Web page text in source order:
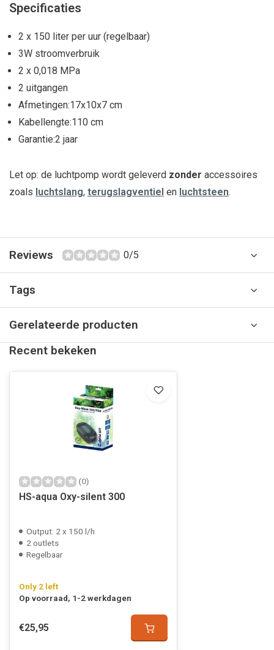
Specificaties
2 x 150 liter per uur (regelbaar)
3W stroomverbruik
2 x 0,018 MPa
2 uitgangen
Afmetingen:17x10x7 cm
Kabellengte:110 cm
Garantie:2 jaar
Let op: de luchtpomp wordt geleverd zonder accessoires
zoals luchtslang, terugslagventiel en luchtsteen.
Reviews 0/5
Tags
Gerelateerde producten
Recent bekeken
(0)
HS-aqua Oxy-silent 300
Output: 2 x 150 l/h
2 outlets
Regelbaar
Only 2 left
Op voorraad, 1-2 werkdagen
€25,95